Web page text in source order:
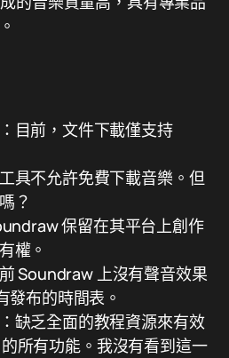
目前，文件下載僅支持
工具不允許免費下載音樂。但
？
保留在其平台上創作
權。
Soundraw 上沒有聲音效果
發布的時間表。
缺乏全面的教程資源來有效
所有功能。我沒有看到這一